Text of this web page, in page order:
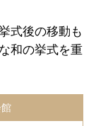
式後の移動も
和の挙式を重